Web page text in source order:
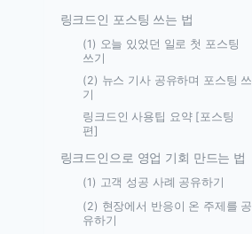
링크드인 포스팅 쓰는 법
(1) 오늘 있었던 일로 첫 포스팅
쓰기
(2) 뉴스 기사 공유하며 포스팅 쓰
기
링크드인 사용팁 요약 [포스팅
편]
링크드인으로 영업 기회 만드는 법
(1) 고객 성공 사례 공유하기
(2) 현장에서 반응이 온 주제를 공
유하기